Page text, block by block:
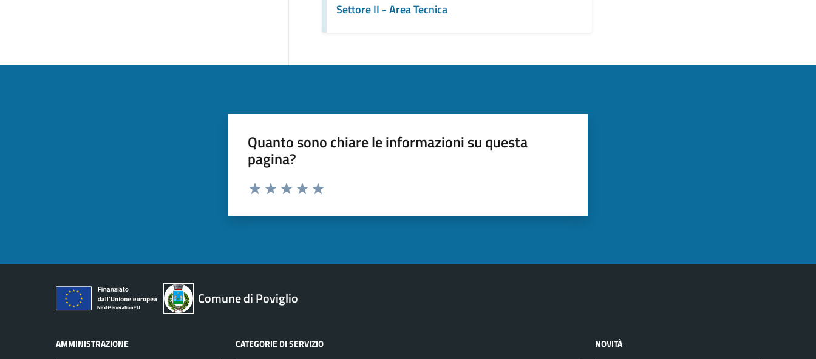
Settore II - Area Tecnica
Quanto sono chiare le informazioni su questa
pagina?
Comune di Poviglio
AMMINISTRAZIONE CATEGORIE DI SERVIZIO NOVITÀ